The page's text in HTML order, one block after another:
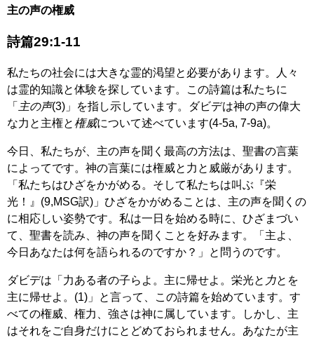
主の声の権威
詩篇29:1-11
私たちの社会には大きな霊的渇望と必要があります。人々
は霊的知識と体験を探しています。この詩篇は私たちに
「 主の声(3)」を指し示しています。ダビデは神の声の偉大
な力と主権と権威について述べています(4-5a, 7-9a)。
今日、私たちが、主の声を聞く最高の方法は、聖書の言葉
によってです。神の言葉には権威と力と威厳があります。
「私たちはひざをかがめる。そして私たちは叫ぶ『栄
光！』(9,MSG訳)」ひざをかがめることは、主の声を聞くの
に相応しい姿勢です。私は一日を始める時に、ひざまづい
て、聖書を読み、神の声を聞くことを好みます。「主よ、
今日あなたは何を語られるのですか？」と問うのです。
ダビデは「力ある者の子らよ。主に帰せよ。栄光と 力とを
主に帰せよ。(1)」と言って、この詩篇を始めています。す
べての権威、権力、強さは神に属しています。しかし、主
はそれをご自身だけにとどめておられません。あなたが主